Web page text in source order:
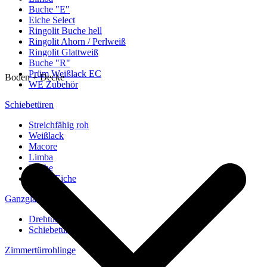
Buche "E"
Eiche Select
Ringolit Buche hell
Ringolit Ahorn / Perlweiß
Ringolit Glattweiß
Buche "R"
Prüm Weißlack EC
WE Zubehör
Schiebetüren
Streichfähig roh
Weißlack
Macore
Limba
Buche
europ. Eiche
Ganzglastüren
Drehtüren
Schiebetüren
Zimmertürrohlinge
Boden + Decke